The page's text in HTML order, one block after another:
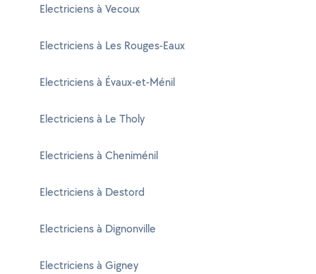
Electriciens à Vecoux
Electriciens à Les Rouges-Eaux
Electriciens à Évaux-et-Ménil
Electriciens à Le Tholy
Electriciens à Cheniménil
Electriciens à Destord
Electriciens à Dignonville
Electriciens à Gigney